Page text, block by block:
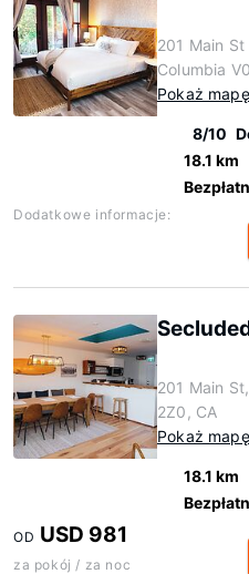
201 Main
Columbia
Pokaż mapę
8/10
18.1 km
Dodatkowe informacje:
201 Main
2Z0, CA
Pokaż mapę
18.1 km
OD USD 981
za pokój / za noc